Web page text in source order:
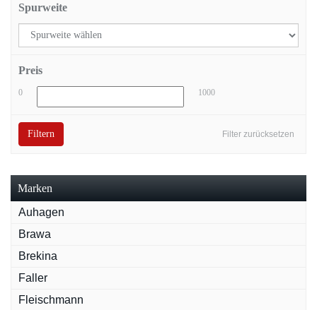
Spurweite
Preis
0 1000
Filter zurücksetzen
Filtern
Marken
Auhagen
Brawa
Brekina
Faller
Fleischmann